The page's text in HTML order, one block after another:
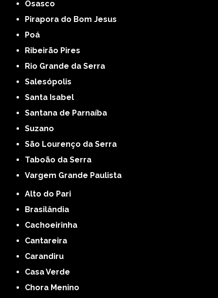
Osasco
Pirapora do Bom Jesus
Poá
Ribeirão Pires
Rio Grande da Serra
Salesópolis
Santa Isabel
Santana de Parnaíba
Suzano
São Lourenço da Serra
Taboão da Serra
Vargem Grande Paulista
Alto do Pari
Brasilândia
Cachoeirinha
Cantareira
Carandiru
Casa Verde
Chora Menino